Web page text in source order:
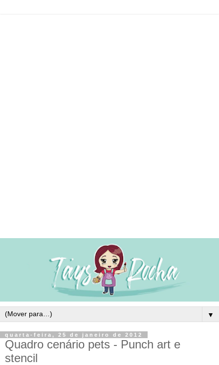
▼
quarta-feira, 25 de janeiro de 2012
Quadro cenário pets - Punch art e
stencil